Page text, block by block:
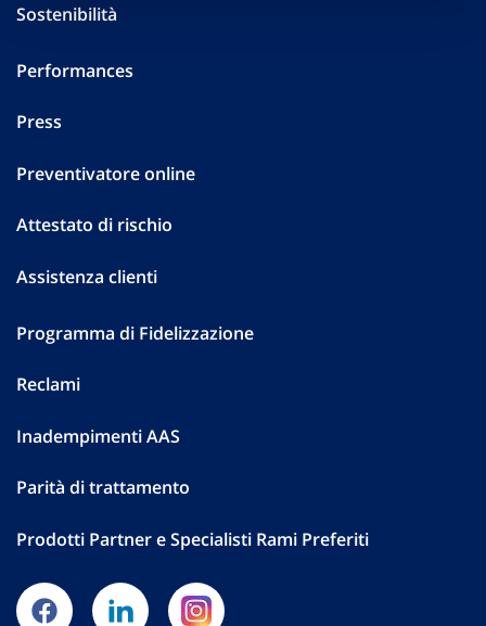
Sostenibilità
Performances
Press
Preventivatore online
Attestato di rischio
Assistenza clienti
Programma di Fidelizzazione
Reclami
Inadempimenti AAS
Parità di trattamento
Prodotti Partner e Specialisti Rami Preferiti